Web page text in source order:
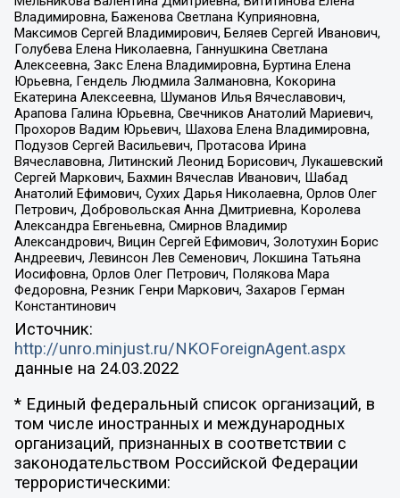
Владимировна, Баженова Светлана Куприяновна,
Максимов Сергей Владимирович, Беляев Сергей Иванович,
Голубева Елена Николаевна, Ганнушкина Светлана
Алексеевна, Закс Елена Владимировна, Буртина Елена
Юрьевна, Гендель Людмила Залмановна, Кокорина
Екатерина Алексеевна, Шуманов Илья Вячеславович,
Арапова Галина Юрьевна, Свечников Анатолий Мариевич,
Прохоров Вадим Юрьевич, Шахова Елена Владимировна,
Подузов Сергей Васильевич, Протасова Ирина
Вячеславовна, Литинский Леонид Борисович, Лукашевский
Сергей Маркович, Бахмин Вячеслав Иванович, Шабад
Анатолий Ефимович, Сухих Дарья Николаевна, Орлов Олег
Петрович, Добровольская Анна Дмитриевна, Королева
Александра Евгеньевна, Смирнов Владимир
Александрович, Вицин Сергей Ефимович, Золотухин Борис
Андреевич, Левинсон Лев Семенович, Локшина Татьяна
Иосифовна, Орлов Олег Петрович, Полякова Мара
Федоровна, Резник Генри Маркович, Захаров Герман
Константинович
Источник:
http://unro.minjust.ru/NKOForeignAgent.aspx
данные на 24.03.2022
* Единый федеральный список организаций, в
том числе иностранных и международных
организаций, признанных в соответствии с
законодательством Российской Федерации
террористическими: